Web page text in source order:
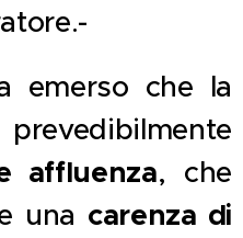
emerso che la
affluenza, che
una carenza di